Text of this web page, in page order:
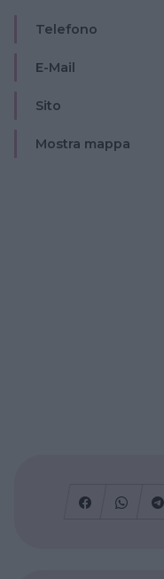
Telefono
E-Mail
Sito
Mostra mappa